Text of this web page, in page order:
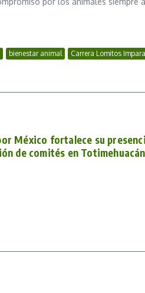
bienestar animal Carrera Lomitos
México fortalece su
de comités en